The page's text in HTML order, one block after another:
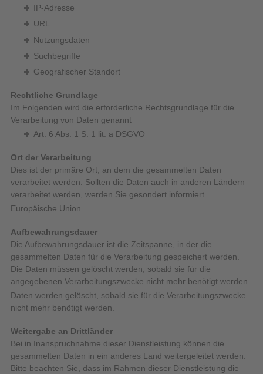
IP-Adresse
URL
Nutzungsdaten
Suchbegriffe
Geografischer Standort
Rechtliche Grundlage
Im Folgenden wird die erforderliche Rechtsgrundlage für die
Verarbeitung von Daten genannt
Art. 6 Abs. 1 S. 1 lit. a DSGVO
Ort der Verarbeitung
Dies ist der primäre Ort, an dem die gesammelten Daten
verarbeitet werden. Sollten die Daten auch in anderen Ländern
verarbeitet werden, werden Sie gesondert informiert.
Europäische Union
Aufbewahrungsdauer
Die Aufbewahrungsdauer ist die Zeitspanne, in der die
gesammelten Daten für die Verarbeitung gespeichert werden.
Die Daten müssen gelöscht werden, sobald sie für die
angegebenen Verarbeitungszwecke nicht mehr benötigt werden.
Daten werden gelöscht, sobald sie für die Verarbeitungszwecke
nicht mehr benötigt werden.
Weitergabe an Drittländer
Bei in Inanspruchnahme dieser Dienstleistung können die
gesammelten Daten in ein anderes Land weitergeleitet werden.
Bitte beachten Sie, dass im Rahmen dieser Dienstleistung die